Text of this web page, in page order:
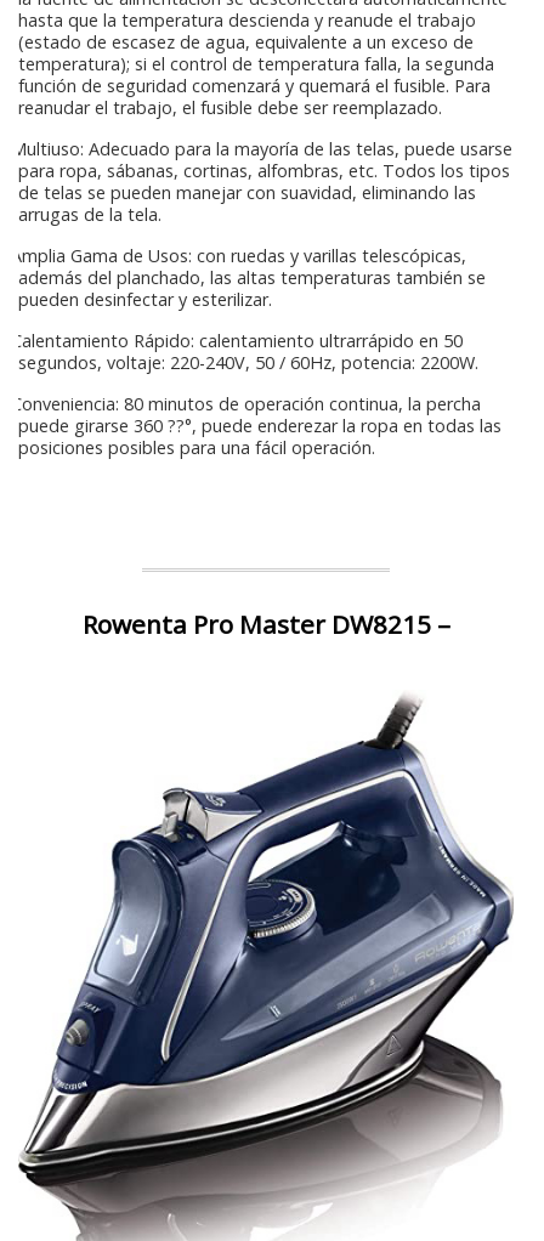
hasta que la temperatura descienda y reanude el trabajo
(estado de escasez de agua, equivalente a un exceso de
temperatura); si el control de temperatura falla, la segunda
función de seguridad comenzará y quemará el fusible. Para
reanudar el trabajo, el fusible debe ser reemplazado.
Multiuso: Adecuado para la mayoría de las telas, puede usarse
para ropa, sábanas, cortinas, alfombras, etc. Todos los tipos
de telas se pueden manejar con suavidad, eliminando las
arrugas de la tela.
Amplia Gama de Usos: con ruedas y varillas telescópicas,
además del planchado, las altas temperaturas también se
pueden desinfectar y esterilizar.
Calentamiento Rápido: calentamiento ultrarrápido en 50
segundos, voltaje: 220-240V, 50 / 60Hz, potencia: 2200W.
Conveniencia: 80 minutos de operación continua, la percha
puede girarse 360 ??°, puede enderezar la ropa en todas las
posiciones posibles para una fácil operación.
Rowenta Pro Master DW8215 –